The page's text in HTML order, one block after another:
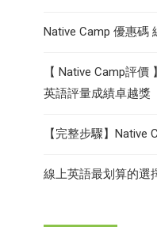
Native Camp 優惠碼
【 Native Camp評價
英語評量成績卓越獎
【完整步驟】Native
線上英語最划算的選